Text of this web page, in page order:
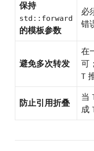
保持
std::forward
的模板参数
必
错
避免多次转发
在
可
T
防止引用折叠
当
成